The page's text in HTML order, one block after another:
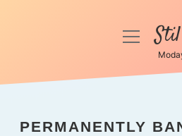
Anasayfa
menüyü
PERMANENTLY